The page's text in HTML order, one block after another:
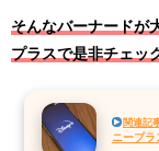
そんなバーナードが
プラスで是非チェッ
関連記
ニープラ